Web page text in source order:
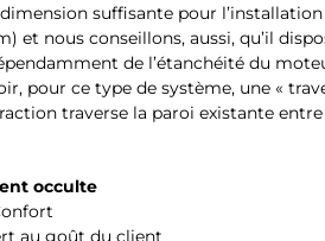
suffisante pour
et nous conseillons, aussi, qu’il
de l’étanchéité du
pour ce type de système, une «
traverse la paroi existante
occulte
au goût du client